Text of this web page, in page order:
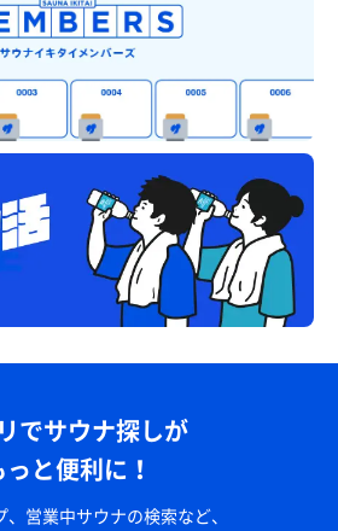
でサウナ探しが
っと便利に！
営業中サウナの検索など、